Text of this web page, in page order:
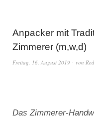
Anpacker mit
Zimmerer (m,w,d)
Freitag, 16. August 2019 von
Das Zimmerer-